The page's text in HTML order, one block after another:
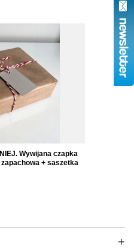
Wywijana czapka
+ saszetka